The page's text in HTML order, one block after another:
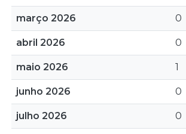
março 2026 0
abril 2026 0
maio 2026 1
junho 2026 0
julho 2026 0